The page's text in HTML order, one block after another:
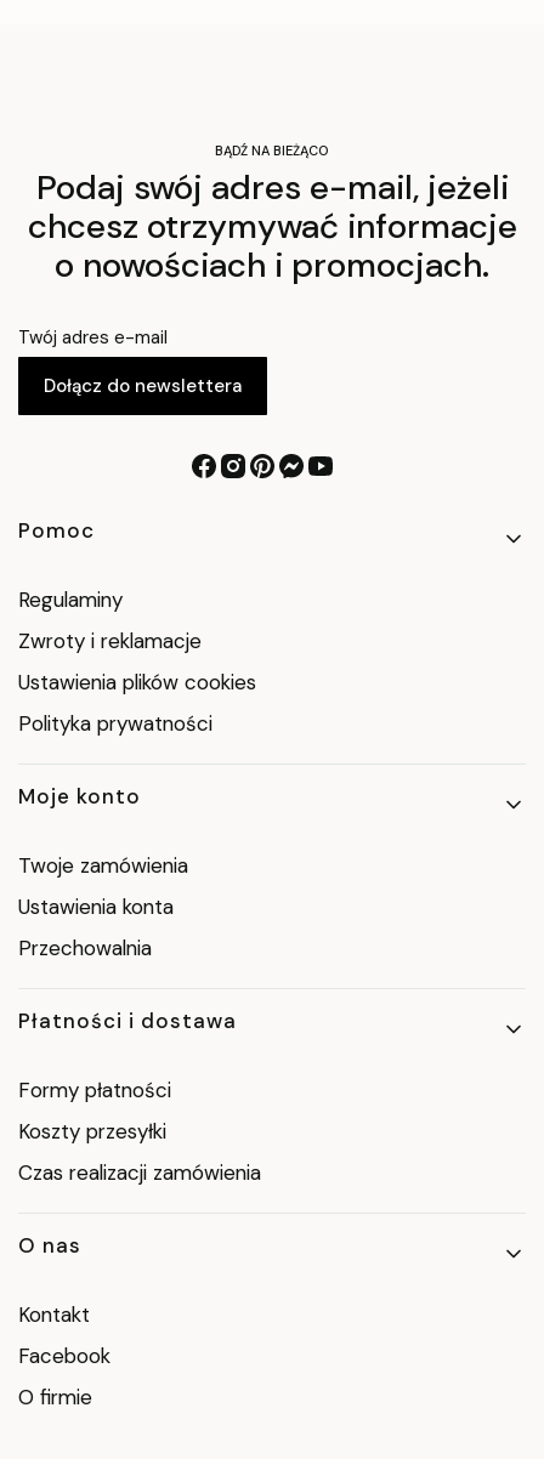
BĄDŹ NA BIEŻĄCO
Podaj swój adres e-mail, jeżeli
chcesz otrzymywać informacje
o nowościach i promocjach.
Twój adres e-mail
Dołącz do newslettera
Linki w stopce
Pomoc
Regulaminy
Zwroty i reklamacje
Ustawienia plików cookies
Polityka prywatności
Moje konto
Twoje zamówienia
Ustawienia konta
Przechowalnia
Płatności i dostawa
Formy płatności
Koszty przesyłki
Czas realizacji zamówienia
O nas
Kontakt
Facebook
O firmie